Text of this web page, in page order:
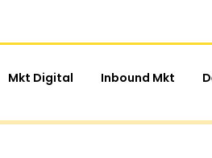
Mkt Digital Inbound Mkt